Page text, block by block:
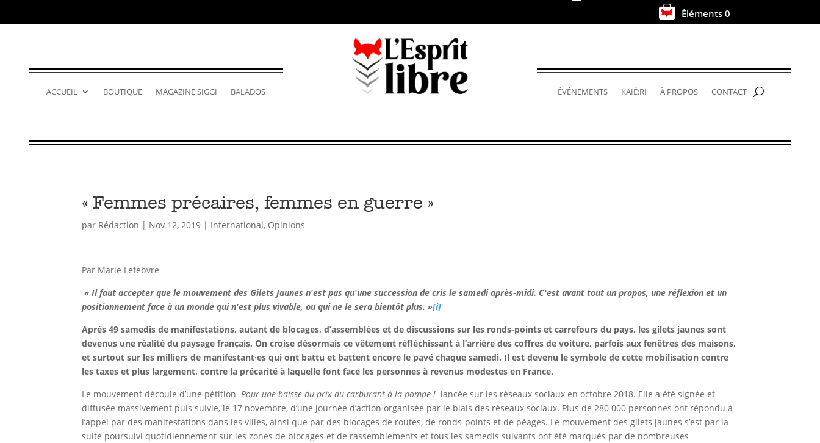
. Éléments 0
ACCUEIL BOUTIQUE MAGAZINE SIGGI BALADOS ÉVÉNEMENTS KAIÉ:RI À PROPOS CONTACT
« Femmes précaires, femmes en guerre »
par Rédaction | Nov 12, 2019 | International, Opinions
Par Marie Lefebvre
« Il faut accepter que le mouvement des Gilets Jaunes n'est pas qu'une succession de cris le samedi après-midi. C'est avant tout un propos, une réflexion et un
positionnement face à un monde qui n'est plus vivable, ou qui ne le sera bientôt plus. »[i]
Après 49 samedis de manifestations, autant de blocages, d’assemblées et de discussions sur les ronds-points et carrefours du pays, les gilets jaunes sont
devenus une réalité du paysage français. On croise désormais ce vêtement réfléchissant à l’arrière des coffres de voiture, parfois aux fenêtres des maisons,
et surtout sur les milliers de manifestant·es qui ont battu et battent encore le pavé chaque samedi. Il est devenu le symbole de cette mobilisation contre
les taxes et plus largement, contre la précarité à laquelle font face les personnes à revenus modestes en France.
Le mouvement découle d’une pétition Pour une baisse du prix du carburant à la pompe ! lancée sur les réseaux sociaux en octobre 2018. Elle a été signée et
diffusée massivement puis suivie, le 17 novembre, d’une journée d’action organisée par le biais des réseaux sociaux. Plus de 280 000 personnes ont répondu à
l’appel par des manifestations dans les villes, ainsi que par des blocages de routes, de ronds-points et de péages. Le mouvement des gilets jaunes s’est par la
suite poursuivi quotidiennement sur les zones de blocages et de rassemblements et tous les samedis suivants ont été marqués par de nombreuses